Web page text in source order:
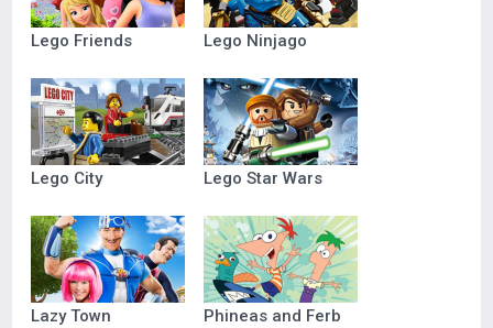
Lego Friends Lego Ninjago
Lego City Lego Star Wars
Lazy Town Phineas and Ferb